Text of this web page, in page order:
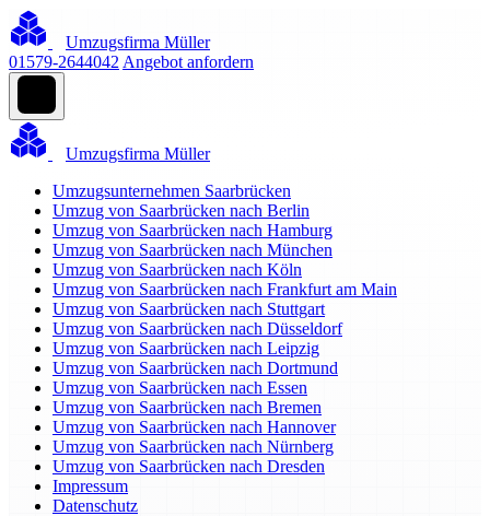
Umzugsfirma Müller
01579-2644042 Angebot anfordern
Umzugsfirma Müller
Umzugsunternehmen Saarbrücken
Umzug von Saarbrücken nach Berlin
Umzug von Saarbrücken nach Hamburg
Umzug von Saarbrücken nach München
Umzug von Saarbrücken nach Köln
Umzug von Saarbrücken nach Frankfurt am Main
Umzug von Saarbrücken nach Stuttgart
Umzug von Saarbrücken nach Düsseldorf
Umzug von Saarbrücken nach Leipzig
Umzug von Saarbrücken nach Dortmund
Umzug von Saarbrücken nach Essen
Umzug von Saarbrücken nach Bremen
Umzug von Saarbrücken nach Hannover
Umzug von Saarbrücken nach Nürnberg
Umzug von Saarbrücken nach Dresden
Impressum
Datenschutz